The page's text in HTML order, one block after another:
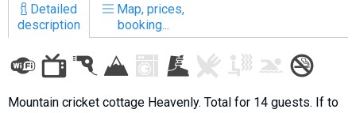
Detailed
description
Map, prices,
booking...
Mountain cricket cottage Heavenly. Total for 14 guests. If to
LODGING
Apartments